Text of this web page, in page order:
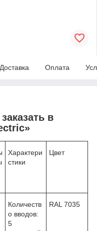
Доставка Оплата
в
Характери
стики
Цвет
Количеств
о вводов:
5
RAL 7035